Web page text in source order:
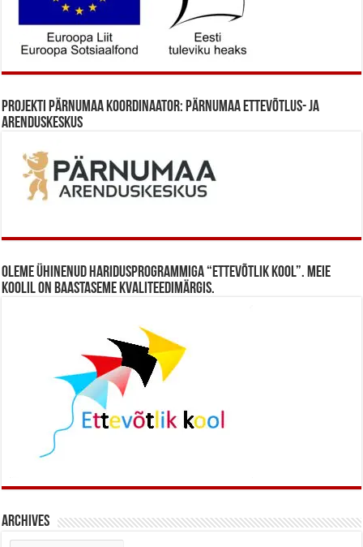
Projekti Pärnumaa koordinaator: Pärnumaa Ettevõtlus- ja
Arenduskeskus
Oleme ühinenud haridusprogrammiga “Ettevõtlik Kool”. Meie
koolil on baastaseme kvaliteedimärgis.
Archives